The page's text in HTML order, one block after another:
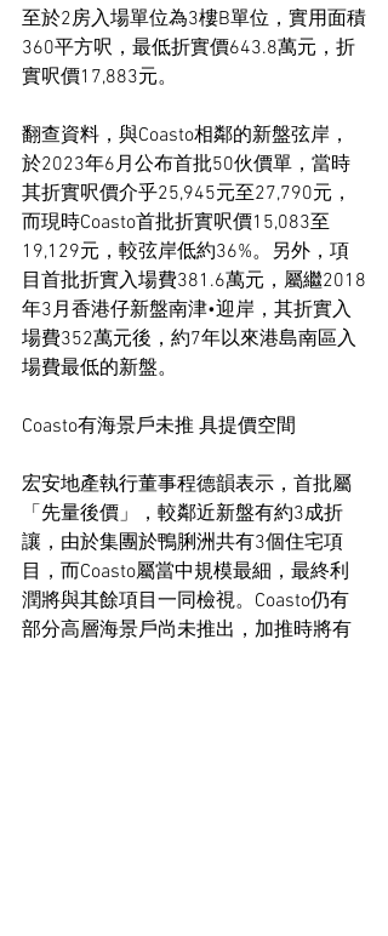
至於2房入場單位為3樓B單位，實用面積
360平方呎，最低折實價643.8萬元，折
實呎價17,883元。
翻查資料，與Coasto相鄰的新盤弦岸，
於2023年6月公布首批50伙價單，當時
其折實呎價介乎25,945元至27,790元，
而現時Coasto首批折實呎價15,083至
19,129元，較弦岸低約36%。另外，項
目首批折實入場費381.6萬元，屬繼2018
年3月香港仔新盤南津•迎岸，其折實入
場費352萬元後，約7年以來港島南區入
場費最低的新盤。
Coasto有海景戶未推 具提價空間
宏安地產執行董事程德韻表示，首批屬
「先量後價」，較鄰近新盤有約3成折
讓，由於集團於鴨脷洲共有3個住宅項
目，而Coasto屬當中規模最細，最終利
潤將與其餘項目一同檢視。Coasto仍有
部分高層海景戶尚未推出，加推時將有